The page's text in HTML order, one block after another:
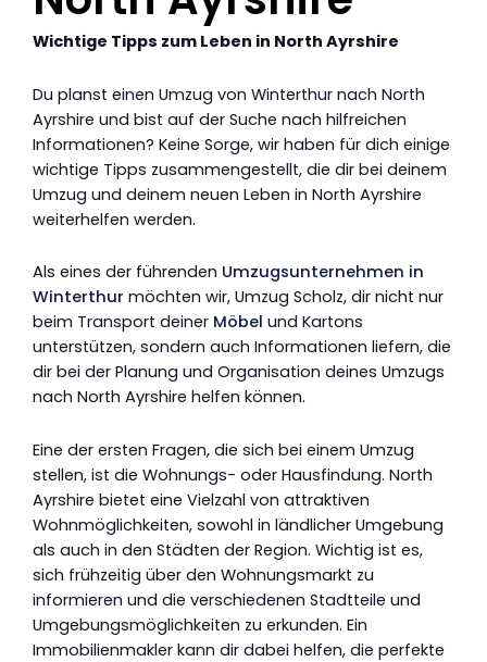
Wichtige Tipps zum Leben in North Ayrshire
Du planst einen Umzug von Winterthur nach North
Ayrshire und bist auf der Suche nach hilfreichen
Informationen? Keine Sorge, wir haben für dich einige
wichtige Tipps zusammengestellt, die dir bei deinem
Umzug und deinem neuen Leben in North Ayrshire
weiterhelfen werden.
Als eines der führenden Umzugsunternehmen in
Winterthur möchten wir, Umzug Scholz, dir nicht nur
beim Transport deiner Möbel und Kartons
unterstützen, sondern auch Informationen liefern, die
dir bei der Planung und Organisation deines Umzugs
nach North Ayrshire helfen können.
Eine der ersten Fragen, die sich bei einem Umzug
stellen, ist die Wohnungs- oder Hausfindung. North
Ayrshire bietet eine Vielzahl von attraktiven
Wohnmöglichkeiten, sowohl in ländlicher Umgebung
als auch in den Städten der Region. Wichtig ist es,
sich frühzeitig über den Wohnungsmarkt zu
informieren und die verschiedenen Stadtteile und
Umgebungsmöglichkeiten zu erkunden. Ein
Immobilienmakler kann dir dabei helfen, die perfekte